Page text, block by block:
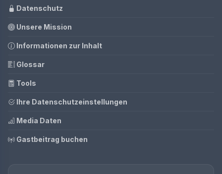
Datenschutz
Unsere Mission
Informationen zur Inhalt
Glossar
Tools
Ihre Datenschutzeinstellungen
Media Daten
Gastbeitrag buchen